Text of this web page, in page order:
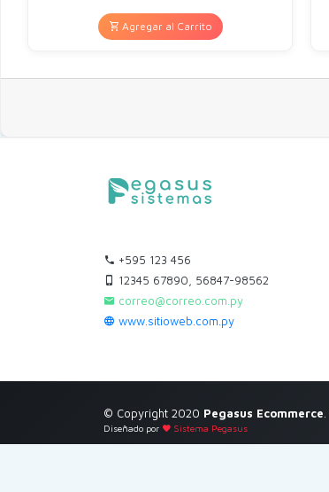
Agregar al Carrito
+595 123 456
12345 67890, 56847-98562
correo@correo.com.py
www.sitioweb.com.py
© Copyright 2020 Pegasus Ecommerce
Diseñado por Sistema Pegasus